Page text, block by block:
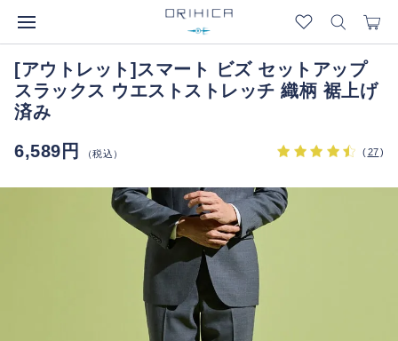
[アウトレット]スマート ビズ セットアップ
スラックス ウエストストレッチ 織柄 裾上げ
済み
6,589円
（税込） (27)